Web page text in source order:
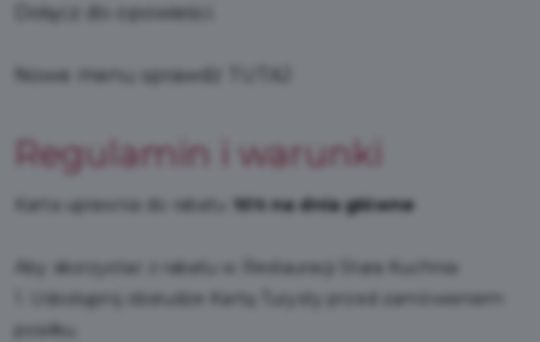
Dołącz do opowieści.
Nowe menu sprawdź
Regulamin i warunki
Karta uprawnia do rabatu 10% na dnia główne
Aby skorzystać z rabatu w Restauracji Stara Kuchnia:
1. Udostępnij obsłudze Kartę Turysty przed zamówieniem
posiłku.